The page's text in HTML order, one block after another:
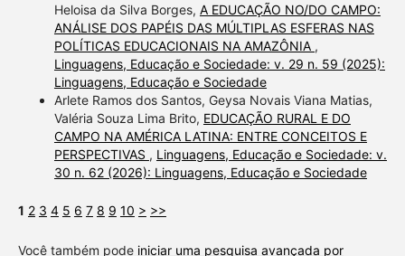
Heloisa da Silva Borges, A EDUCAÇÃO NO/DO CAMPO:
ANÁLISE DOS PAPÉIS DAS MÚLTIPLAS ESFERAS NAS
POLÍTICAS EDUCACIONAIS NA AMAZÔNIA ,
Linguagens, Educação e Sociedade: v. 29 n. 59 (2025):
Linguagens, Educação e Sociedade
Arlete Ramos dos Santos, Geysa Novais Viana Matias,
Valéria Souza Lima Brito, EDUCAÇÃO RURAL E DO
CAMPO NA AMÉRICA LATINA: ENTRE CONCEITOS E
PERSPECTIVAS , Linguagens, Educação e Sociedade: v.
30 n. 62 (2026): Linguagens, Educação e Sociedade
1 2 3 4 5 6 7 8 9 10 > >>
Você também pode iniciar uma pesquisa avançada por